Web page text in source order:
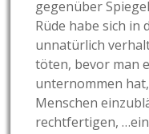
gegenüber
Rüde habe sich in
unnatürlich
töten, bevor man
unternommen
Menschen
rechtfertigen,